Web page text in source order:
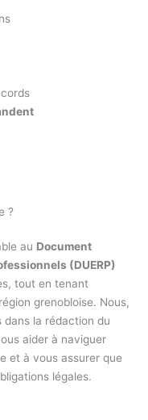
?
au Document
(DUERP)
tout en tenant
grenobloise. Nous,
dans la rédaction du
aider à naviguer
et à vous assurer que
légales.